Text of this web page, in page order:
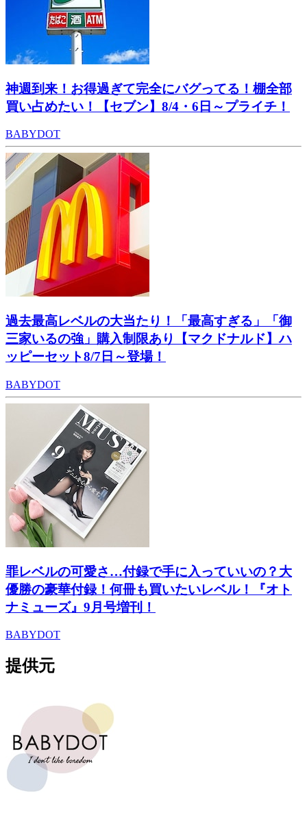
神週到来！お得過ぎて完全にバグってる！棚全部
買い占めたい！【セブン】8/4・6日～プライチ！
BABYDOT
過去最高レベルの大当たり！「最高すぎる」「御
三家いるの強」購入制限あり【マクドナルド】ハ
ッピーセット8/7日～登場！
BABYDOT
罪レベルの可愛さ…付録で手に入っていいの？大
優勝の豪華付録！何冊も買いたいレベル！『オト
ナミューズ』9月号増刊！
BABYDOT
提供元